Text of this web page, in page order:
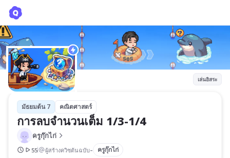
เล่นอิสระ
มัธยมต้น 7 คณิตศาสตร์
การลบจำนวนเต็ม 1/3-1/4
ครูกุ๊กไก่
55 ผู้สร้างควิซต้นฉบับ- ครูกุ๊กไก่